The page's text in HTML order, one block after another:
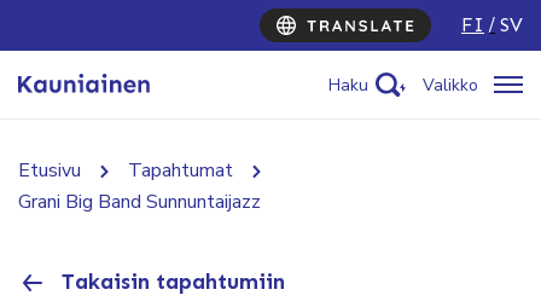
FI SV
Haku Valikko
Etusivu
Tapahtumat
Grani Big Band Sunnuntaijazz
Takaisin tapahtumiin